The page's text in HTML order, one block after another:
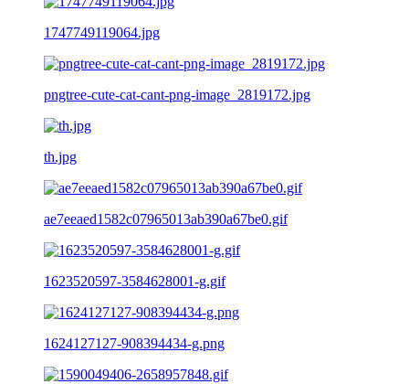
1747749119064.jpg
pngtree-cute-cat-cant-png-image_2819172.jpg
th.jpg
ae7eeaed1582c07965013ab390a67be0.gif
1623520597-3584628001-g.gif
1624127127-908394434-g.png